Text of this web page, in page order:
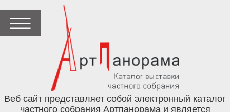
Веб сайт представляет собой электронный каталог
частного собрания Артпанорама и является